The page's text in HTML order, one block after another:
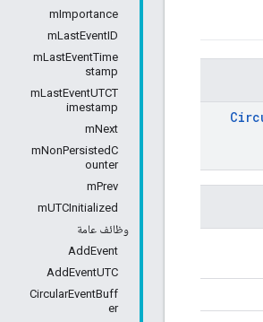
mImportance
mLastEventID
mLastEventTime
stamp
mLastEventUTCT
imestamp
mNext
mNonPersistedC
ounter
mPrev
mUTCInitialized
وظائف عامة
AddEvent
AddEventUTC
CircularEventBuff
er